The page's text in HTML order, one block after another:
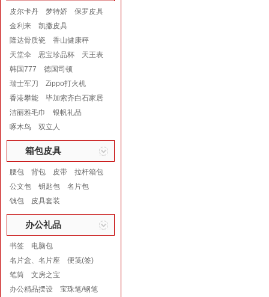
皮尔卡丹 梦特娇
保罗皮具
金利来
凯撒皮具
隆达骨质瓷
香山健康秤
天堂伞
思宝珍品杯
天王表
韩国777
德国司顿
瑞士军刀
Zippo打火机
香港攀能
毕加索齐白石家居
洁丽雅毛巾
银帆礼品
啄木鸟
双立人
箱包皮具
腰包 背包 皮带
拉杆箱包
公文包
钥匙包
名片包
钱包
皮具套装
办公礼品
书签
电脑包
名片盒、名片座
便笺(签)
笔筒
文房之宝
办公精品摆设
宝珠笔/钢笔